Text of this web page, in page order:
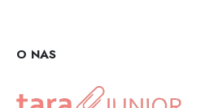
O NAS